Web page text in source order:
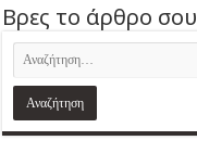
Βρες το άρθρο σου